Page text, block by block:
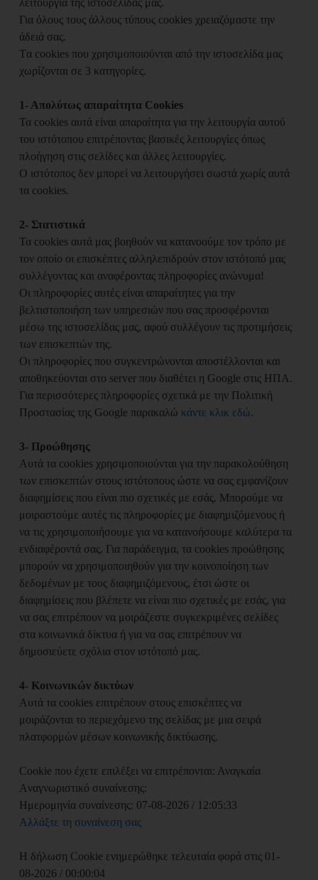
λειτουργία της ιστοσελίδας μας.
Για όλους τους άλλους τύπους cookies χρειαζόμαστε την
άδειά σας.
Tα cookies που χρησιμοποιούνται από την ιστοσελίδα μας
χωρίζονται σε 3 κατηγορίες.
1- Απολύτως απαραίτητα Cookies
Τα cookies αυτά είναι απαραίτητα για την λειτουργία αυτού
του ιστότοπου επιτρέποντας βασικές λειτουργίες όπως
πλοήγηση στις σελίδες και άλλες λειτουργίες.
Ο ιστότοπος δεν μπορεί να λειτουργήσει σωστά χωρίς αυτά
τα cookies.
2- Στατιστικά
Τα cookies αυτά μας βοηθούν να κατανοούμε τον τρόπο με
τον οποίο οι επισκέπτες αλληλεπιδρούν στον ιστότοπό μας
συλλέγοντας και αναφέροντας πληροφορίες ανώνυμα!
Οι πληροφορίες αυτές είναι απαραίτητες για την
βελτιστοποιήση των υπηρεσιών που σας προσφέρονται
μέσω της ιστοσελίδας μας, αφού συλλέγουν τις προτιμήσεις
των επισκεπτών της.
Οι πληροφορίες που συγκεντρώνονται αποστέλλονται και
αποθηκεύονται στο server που διαθέτει η Google στις ΗΠΑ.
Για περισσότερες πληροφορίες σχετικά με την Πολιτική
Προστασίας της Google παρακαλώ κάντε κλικ εδώ.
3- Προώθησης
Αυτά τα cookies χρησιμοποιούνται για την παρακολούθηση
των επισκεπτών στους ιστότοπους ώστε να σας εμφανίζουν
διαφημίσεις που είναι πιο σχετικές με εσάς. Μπορούμε να
μοιραστούμε αυτές τις πληροφορίες με διαφημιζόμενους ή
να τις χρησιμοποιήσουμε για να κατανοήσουμε καλύτερα τα
ενδιαφέροντά σας. Για παράδειγμα, τα cookies προώθησης
μπορούν να χρησιμοποιηθούν για την κοινοποίηση των
δεδομένων με τους διαφημιζόμενους, έτσι ώστε οι
διαφημίσεις που βλέπετε να είναι πιο σχετικές με εσάς, για
να σας επιτρέπουν να μοιράζεστε συγκεκριμένες σελίδες
στα κοινωνικά δίκτυα ή για να σας επιτρέπουν να
δημοσιεύετε σχόλια στον ιστότοπό μας.
4- Κοινωνικών δικτύων
Αυτά τα cookies επιτρέπoυν στους επισκέπτες να
μοιράζονται το περιεχόμενο της σελίδας με μια σειρά
πλατφορμών μέσων κοινωνικής δικτύωσης.
Cookie που έχετε επιλέξει να επιτρέπονται: Αναγκαία
Aναγνωριστικό συναίνεσης:
Ημερομηνία συναίνεσης: 07-08-2026 / 12:05:33
Αλλάξτε τη συναίνεση σας
Η δήλωση Cookie ενημερώθηκε τελευταία φορά στις 01-
08-2026 / 00:00:04